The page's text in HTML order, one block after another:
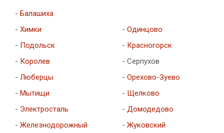
- Балашиха
- Химки
- Подольск
- Королев
- Люберцы
- Мытищи
- Электросталь
- Железнодорожный
- Одинцово
- Красногорск
- Серпухов
- Орехово-Зуево
- Щелково
- Домодедово
- Жуковский